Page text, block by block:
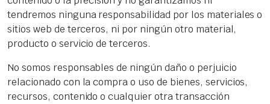
tendremos ninguna responsabilidad por los materiales o
sitios web de terceros, ni por ningún otro material,
producto o servicio de terceros.
No somos responsables de ningún daño o perjuicio
relacionado con la compra o uso de bienes, servicios,
recursos, contenido o cualquier otra transacción